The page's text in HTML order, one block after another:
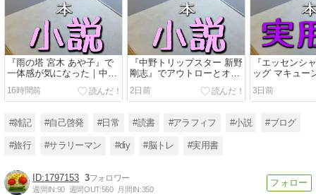
『雨の塔 宮木 あや子』で
一体感が気になった｜中庸
がよくね？
16時間前
『中野トリップスター 新野
剛志』でアウトローとオカ
マの相性考察
2日前
『エッセンシ
ッグ マキュー
れ計画見直し
3日前
#雑記 #自己啓発 #日常 #読書 #アラフィフ #小説 #ブログ
#旅行 #サラリーマン #diy #脳トレ #実用書
1797153 3
週間IN:90 週間OUT:560 月間IN:350